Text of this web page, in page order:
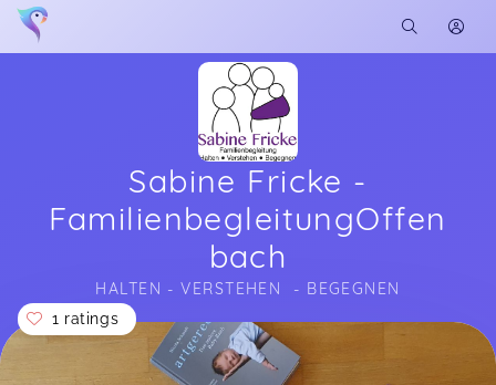
Sabine Fricke -
FamilienbegleitungOffen
bach
HALTEN - VERSTEHEN  - BEGEGNEN
Soon you will learn more about me here...
1 ratings